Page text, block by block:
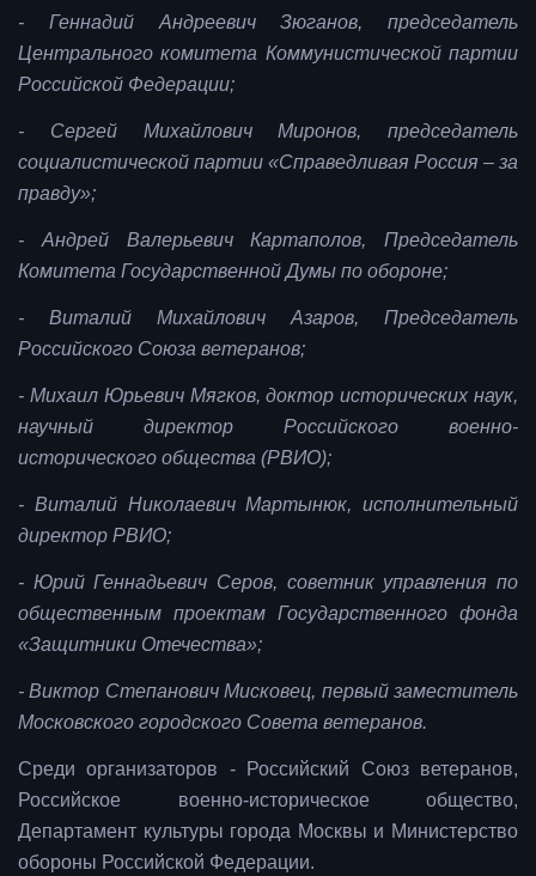
- Геннадий Андреевич Зюганов, председатель
Центрального комитета Коммунистической партии
Российской Федерации;
- Сергей Михайлович Миронов, председатель
социалистической партии «Справедливая Россия – за
правду»;
- Андрей Валерьевич Картаполов, Председатель
Комитета Государственной Думы по обороне;
- Виталий Михайлович Азаров, Председатель
Российского Союза ветеранов;
- Михаил Юрьевич Мягков, доктор исторических наук,
научный директор Российского военно-
исторического общества (РВИО);
- Виталий Николаевич Мартынюк, исполнительный
директор РВИО;
- Юрий Геннадьевич Серов, советник управления по
общественным проектам Государственного фонда
«Защитники Отечества»;
- Виктор Степанович Мисковец, первый заместитель
Московского городского Совета ветеранов.
Среди организаторов - Российский Союз ветеранов,
Российское военно-историческое общество,
Департамент культуры города Москвы и Министерство
обороны Российской Федерации.